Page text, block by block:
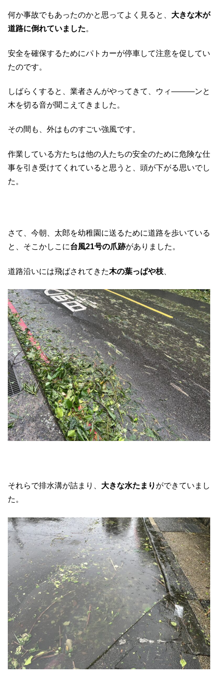
何か事故でもあったのかと思ってよく見ると、 大きな木が
道路に倒れていました。
安全を確保するためにパトカーが停車して注意を促してい
たのです。
しばらくすると、業者さんがやってきて、ウィ―――ンと
木を切る音が聞こえてきました。
その間も、外はものすごい強風です。
作業している方たちは他の人たちの安全のために危険な仕
事を引き受けてくれていると思うと、頭が下がる思いでし
た。
さて、今朝、太郎を幼稚園に送るために道路を歩いている
と、そこかしこに台風21号の爪跡がありました。
道路沿いには飛ばされてきた木の葉っぱや枝
それらで排水溝が詰まり、 大きな水たまり ができていまし
た。